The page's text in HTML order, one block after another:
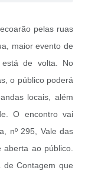
pelas ruas
maior evento de
está de volta. No
o público poderá
locais, além
O encontro vai
nº 295, Vale das
ao público.
de Contagem que